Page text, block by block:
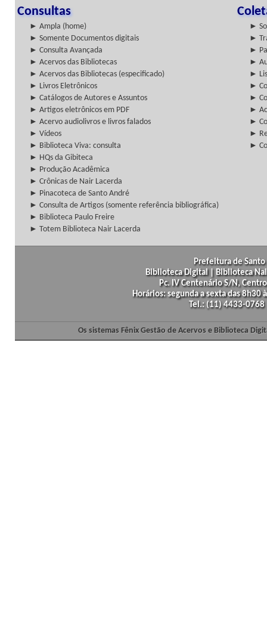
Consultas
► Ampla (home)
►
► Somente Documentos digitais
►
► Consulta Avançada
►
► Acervos das Bibliotecas
►
► Acervos das Bibliotecas (especificado)
►
► Livros Eletrônicos
►
► Catálogos de Autores e Assuntos
►
► Artigos eletrônicos em PDF
►
► Acervo audiolivros e livros falados
►
► Vídeos
►
► Biblioteca Viva: consulta
►
► HQs da Gibiteca
► Produção Acadêmica
► Crônicas de Nair Lacerda
► Pinacoteca de Santo André
► Consulta de Artigos (somente referência bibliográfica)
► Biblioteca Paulo Freire
► Totem Biblioteca Nair Lacerda
Prefeitura de
Biblioteca Digital | Biblioteca
Pc. IV Centenário S/N,
Horários: segunda a sexta das
Tel.: (11) 4433-
Os sistemas Fênix Gestão de Acervos e Biblioteca